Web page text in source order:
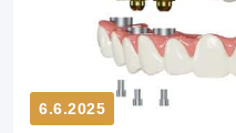
6.6.2025